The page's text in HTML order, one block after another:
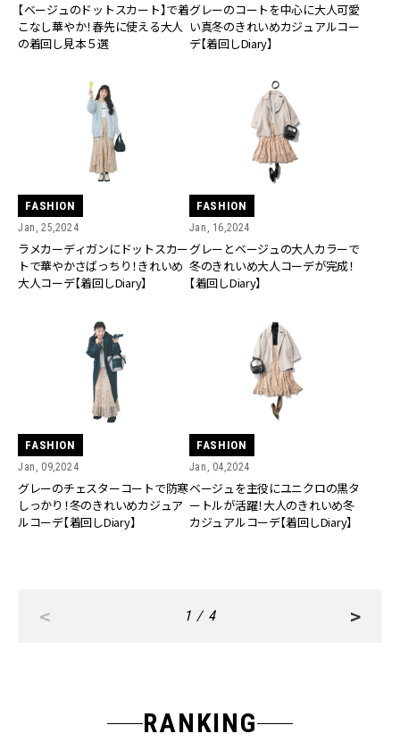
【ベージュのドットスカート】で着
こなし華やか！春先に使える大人
の着回し見本５選
グレーのコートを中心に大人可愛
い真冬のきれいめカジュアルコー
デ【着回しDiary】
FASHION
Jan, 25,2024
ラメカーディガンにドットスカー
トで華やかさばっちり！きれいめ
大人コーデ【着回しDiary】
FASHION
Jan, 16,2024
グレーとベージュの大人カラーで
冬のきれいめ大人コーデが完成！
【着回しDiary】
FASHION
Jan, 09,2024
グレーのチェスターコートで防寒
しっかり！冬のきれいめカジュア
ルコーデ【着回しDiary】
FASHION
Jan, 04,2024
ベージュを主役にユニクロの黒タ
ートルが活躍！大人のきれいめ冬
カジュアルコーデ【着回しDiary】
< 1 / 4 >
RANKING